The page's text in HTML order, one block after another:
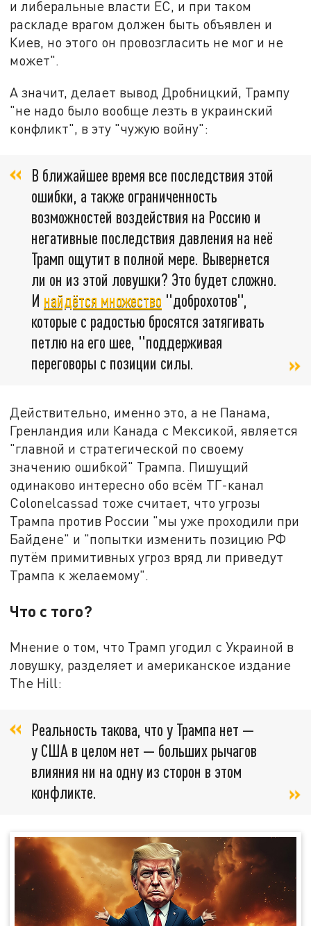
и либеральные власти ЕС, и при таком
раскладе врагом должен быть объявлен и
Киев, но этого он провозгласить не мог и не
может".
А значит, делает вывод Дробницкий, Трампу
"не надо было вообще лезть в украинский
конфликт", в эту "чужую войну":
В ближайшее время все последствия этой
ошибки, а также ограниченность
возможностей воздействия на Россию и
негативные последствия давления на неё
Трамп ощутит в полной мере. Вывернется
ли он из этой ловушки? Это будет сложно.
И найдётся множество "доброхотов",
которые с радостью бросятся затягивать
петлю на его шее, "поддерживая
переговоры с позиции силы.
Действительно, именно это, а не Панама,
Гренландия или Канада с Мексикой, является
"главной и стратегической по своему
значению ошибкой" Трампа. Пишущий
одинаково интересно обо всём ТГ-канал
Colonelcassad тоже считает, что угрозы
Трампа против России "мы уже проходили при
Байдене" и "попытки изменить позицию РФ
путём примитивных угроз вряд ли приведут
Трампа к желаемому".
Что с того?
Мнение о том, что Трамп угодил с Украиной в
ловушку, разделяет и американское издание
The Hill:
Реальность такова, что у Трампа нет —
у США в целом нет — больших рычагов
влияния ни на одну из сторон в этом
конфликте.